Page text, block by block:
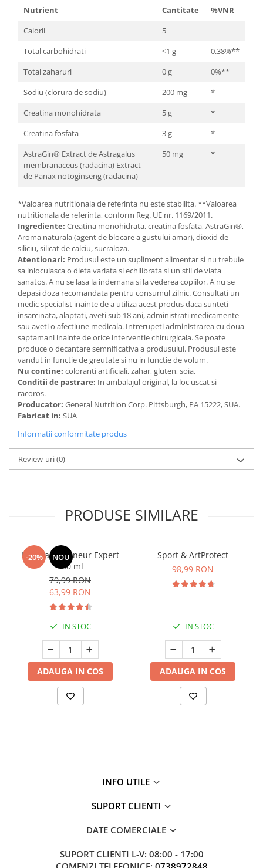
Nutrient
Cantitate
%VNR
Calorii
5
Total carbohidrati
<1 g
0.38%**
Total zaharuri
0 g
0%**
Sodiu (clorura de sodiu)
200 mg
*
Creatina monohidrata
5 g
*
Creatina fosfata
3 g
*
AstraGin® Extract de Astragalus
membranaceus (radacina) Extract
de Panax notoginseng (radacina)
50 mg *
*Valoarea nutritionala de referinta nu este stabilita. **Valoarea
nutritionala de referinta, conform Reg. UE nr. 1169/2011.
Ingrediente: Creatina monohidrata, creatina fosfata, AstraGin®,
Aroma naturala (agent de blocare a gustului amar), dioxid de
siliciu, silicat de calciu, sucraloza.
Atentionari: Produsul este un supliment alimentar si nu trebuie
sa inlocuiasca o dieta variata si echilibrata si un stil de viata
sanatos. A nu se lasa la indemana si la vederea copiilor. A nu se
depasi doza recomandata pentru consumul zilnic. Consultati un
medic specialist inainte de a utiliza acest produs daca sunteti
insarcinata, alaptati, aveti sub 18 ani, administrati medicamente
sau aveti o afectiune medicala. Intrerupeti administrarea cu doua
saptamani inainte de orice interventie chirurgicala. Se poate
produce o decantare semnificativa a produsului. Produsul este
vandut in functie de greutate si nu in functie de volum.
Nu contine: coloranti artificiali, zahar, gluten, soia.
Conditii de pastrare: In ambalajul original, la loc uscat si
racoros.
Producator: General Nutrition Corp. Pittsburgh, PA 15222, SUA.
Fabricat in: SUA
Informatii conformitate produs
Review-uri(0)
PRODUSE SIMILARE
-20% NOU
Manhaē Draineur Expert
500 ml
79,99 RON
63,99 RON
IN STOC
ADAUGA IN COS
Sport & ArtProtect
98,99 RON
IN STOC
ADAUGA IN COS
INFO UTILE
SUPORT CLIENTI
DATE COMERCIALE
SUPORT CLIENTI L-V: 08:00 - 17:00